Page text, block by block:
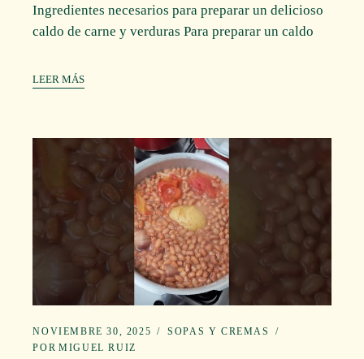
Ingredientes necesarios para preparar un delicioso
caldo de carne y verduras Para preparar un caldo
LEER MÁS
NOVIEMBRE 30, 2025
SOPAS Y CREMAS
POR MIGUEL RUIZ